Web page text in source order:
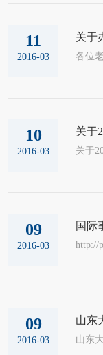
11
2016-03
关于
10
2016-03
关于
09
2016-03
国际
http://
09
2016-03
山东
山东